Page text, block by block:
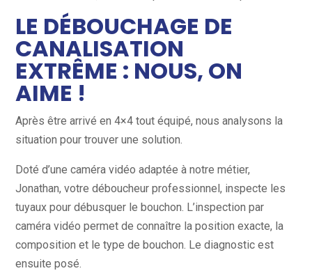
LE DÉBOUCHAGE DE
CANALISATION
EXTRÊME : NOUS, ON
AIME !
Après être arrivé en 4×4 tout équipé, nous analysons la
situation pour trouver une solution.
Doté d’une caméra vidéo adaptée à notre métier,
Jonathan, votre déboucheur professionnel, inspecte les
tuyaux pour débusquer le bouchon. L’inspection par
caméra vidéo permet de connaître la position exacte, la
composition et le type de bouchon. Le diagnostic est
ensuite posé.